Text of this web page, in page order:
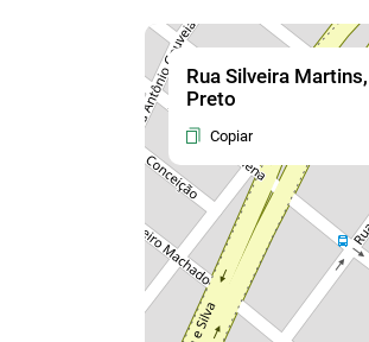
Rua Silveira
Preto
Copiar